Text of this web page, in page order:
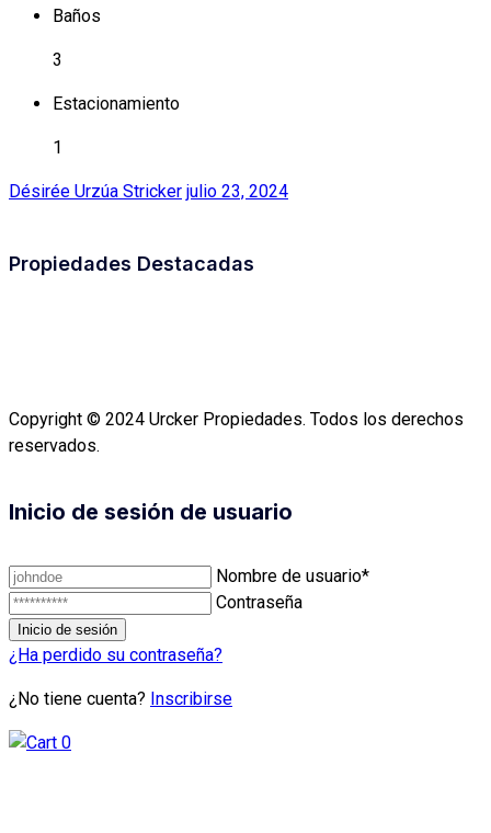
Baños
3
Estacionamiento
1
Désirée Urzúa Stricker julio 23, 2024
Propiedades Destacadas
Copyright © 2024 Urcker Propiedades. Todos los derechos
reservados.
Inicio de sesión de usuario
Nombre de usuario*
Contraseña
¿Ha perdido su contraseña?
¿No tiene cuenta? Inscribirse
0